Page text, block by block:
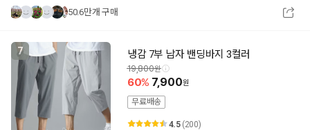
50.6만개 구매
7 냉감 7부 남자 밴딩바지 3컬러
19,800
60 7,900
무료배송
4.5 (200)